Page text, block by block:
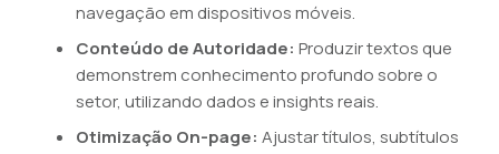
navegação em dispositivos móveis.
Conteúdo de Autoridade: Produzir textos que
demonstrem conhecimento profundo sobre o
setor, utilizando dados e insights reais.
Otimização On-page: Ajustar títulos, subtítulos